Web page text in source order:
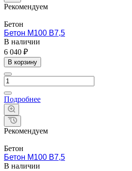
Рекомендуем
Бетон
Бетон М100 B7,5
В наличии
6 040 ₽
В корзину
Подробнее
Рекомендуем
Бетон
Бетон М100 B7,5
В наличии